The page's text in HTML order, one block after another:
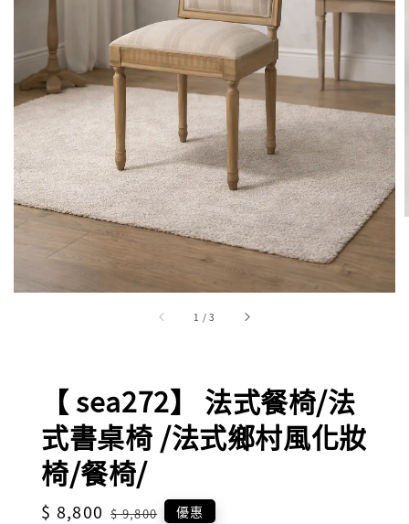
1 /3
【 sea272】 法式餐椅/法
式書桌椅 /法式鄉村風化妝
椅/餐椅/
Sale
$ 8,800 Regular
$ 9,800 優惠